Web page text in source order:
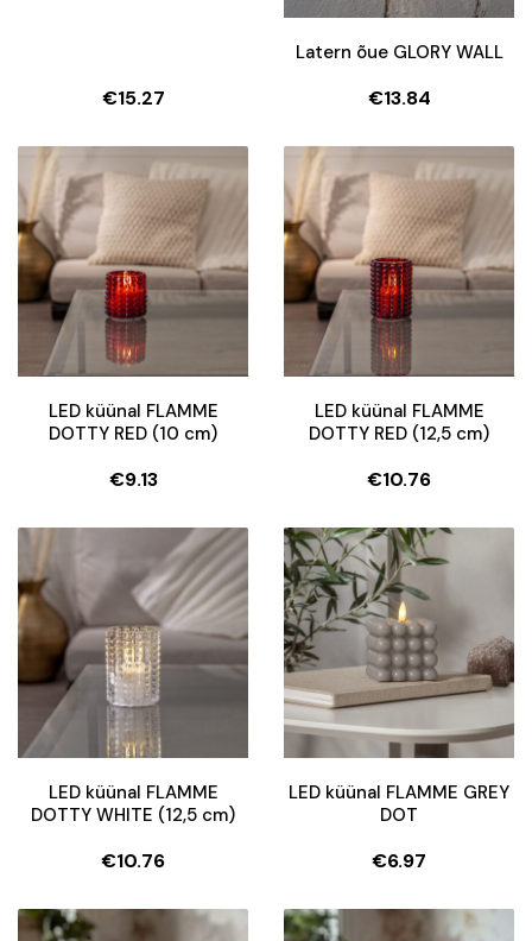
€15.27
Latern õue GLORY WALL
€13.84
LED küünal FLAMME
DOTTY RED (10 cm)
€9.13
LED küünal FLAMME
DOTTY RED (12,5 cm)
€10.76
LED küünal FLAMME
DOTTY WHITE (12,5 cm)
€10.76
LED küünal FLAMME GREY
DOT
€6.97